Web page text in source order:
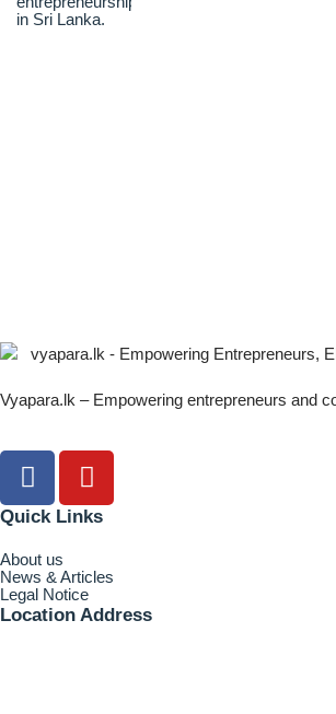
Vyapara.lk – Empowering entrepreneurs and
Quick Links
About us
News & Articles
Legal Notice
Location Address